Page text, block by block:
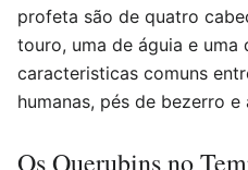
profeta são de quatro
touro, uma de águia e uma
caracteristicas comuns
humanas, pés de bezerro e
Os Querubins no